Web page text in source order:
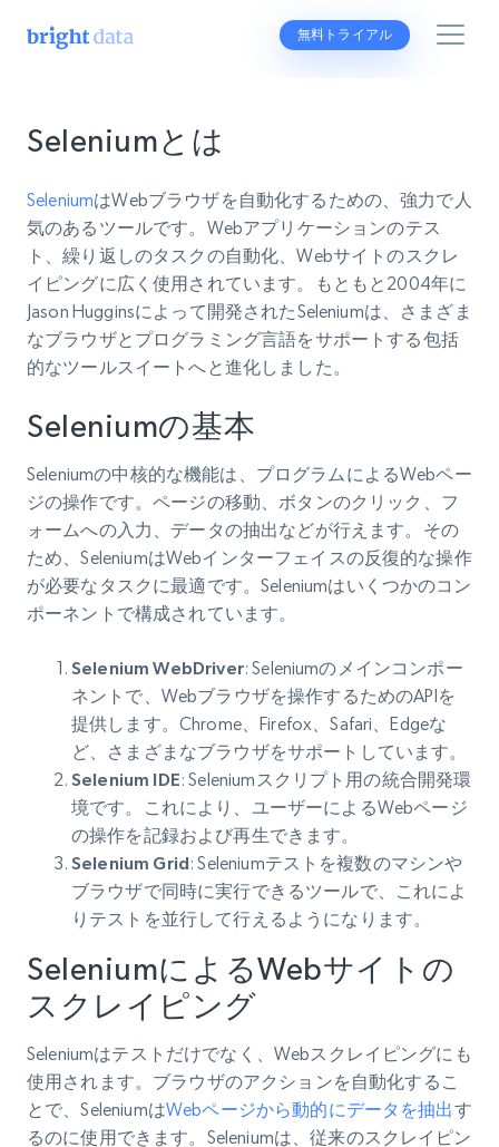
無料トライアル
Seleniumとは
SeleniumはWebブラウザを自動化するための、強力で人
気のあるツールです。Webアプリケーションのテス
ト、繰り返しのタスクの自動化、Webサイトのスクレ
イピングに広く使用されています。もともと2004年に
Jason Hugginsによって開発されたSeleniumは、さまざま
なブラウザとプログラミング言語をサポートする包括
的なツールスイートへと進化しました。
Seleniumの基本
Seleniumの中核的な機能は、プログラムによるWebペー
ジの操作です。ページの移動、ボタンのクリック、フ
ォームへの入力、データの抽出などが行えます。その
ため、SeleniumはWebインターフェイスの反復的な操作
が必要なタスクに最適です。Seleniumはいくつかのコン
ポーネントで構成されています。
Selenium WebDriver: Seleniumのメインコンポー
ネントで、Webブラウザを操作するためのAPIを
提供します。Chrome、Firefox、Safari、Edgeな
ど、さまざまなブラウザをサポートしています。
Selenium IDE: Seleniumスクリプト用の統合開発環
境です。これにより、ユーザーによるWebページ
の操作を記録および再生できます。
Selenium Grid: Seleniumテストを複数のマシンや
ブラウザで同時に実行できるツールで、これによ
りテストを並行して行えるようになります。
SeleniumによるWebサイトの
スクレイピング
Seleniumはテストだけでなく、Webスクレイピングにも
使用されます。ブラウザのアクションを自動化するこ
とで、SeleniumはWebページから動的にデータを抽出す
るのに使用できます。Seleniumは、従来のスクレイピン